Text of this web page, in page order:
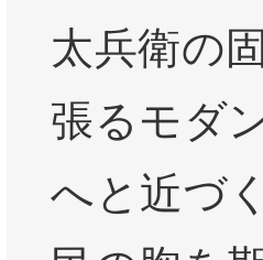
太兵衛の
張るモダ
へと近づ